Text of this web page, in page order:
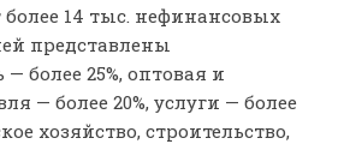
14 тыс. нефинансовых
представлены
более 25%, оптовая и
— более 20%, услуги — более
хозяйство, строительство,